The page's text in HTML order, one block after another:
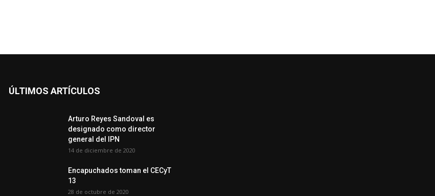
ÚLTIMOS ARTÍCULOS
Arturo Reyes Sandoval es
designado como director
general del IPN
14 de diciembre de 2020
Encapuchados toman el CECyT
13
28 de octubre de 2020